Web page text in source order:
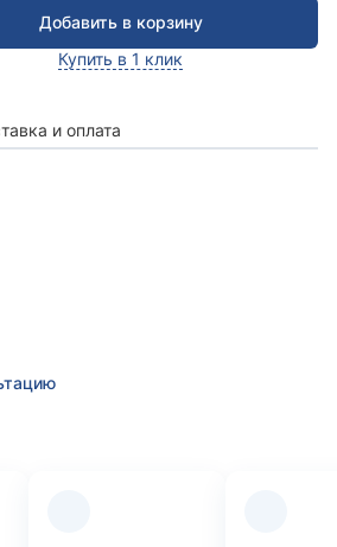
Добавить в корзину
Купить в 1 клик
и оплата